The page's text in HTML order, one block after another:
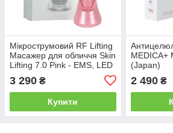
Мікрострумовий RF Lifting
Масажер для обличчя Skin
Lifting 7.0 Pink - EMS, LED
3 290 ₴
Купити
MEDICA+
(Japan)
2 490₴